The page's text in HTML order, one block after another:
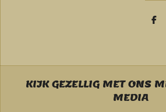
D
KIJK GEZELLIG MET ONS
MEDIA